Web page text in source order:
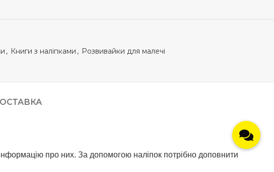
, Книги з наліпками , Розвивайки для малечі
про них. За допомогою наліпок потрібно доповнити